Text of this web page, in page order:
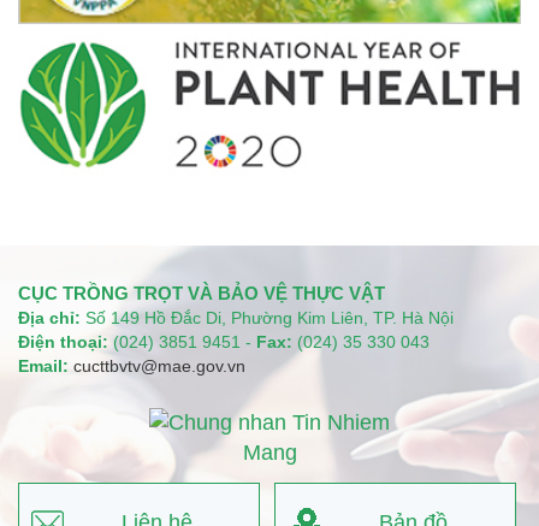
CỤC TRỒNG TRỌT VÀ BẢO VỆ THỰC VẬT
Địa chỉ: Số 149 Hồ Đắc Di, Phường Kim Liên, TP. Hà Nội
Điện thoại: (024) 3851 9451 - Fax: (024) 35 330 043
Email: cucttbvtv@mae.gov.vn